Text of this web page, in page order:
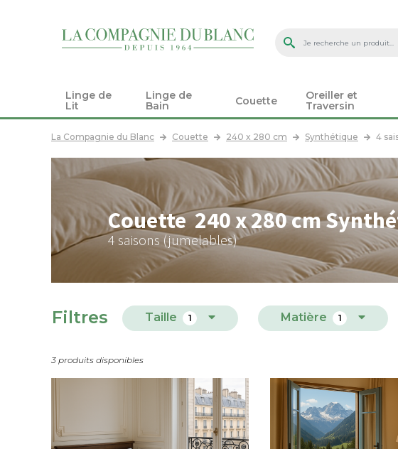
Linge de
Lit
Linge de
Bain
Couette
Oreiller et
Traversin
La Compagnie du Blanc Couette 240 x 280 cm Synthétique 4
Couette 240 x 280 cm
4 saisons (jumelables)
Filtres Taille 1 Matière 1
3 produits disponibles